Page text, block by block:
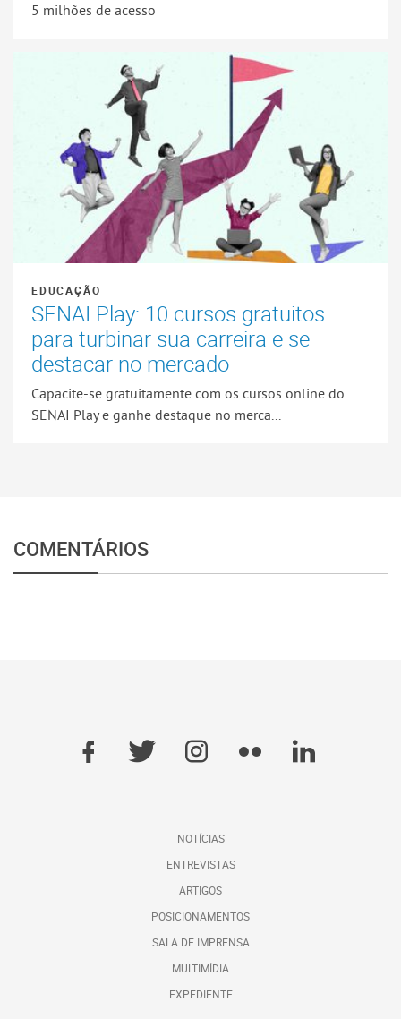
5 milhões de acesso
EDUCAÇÃO
SENAI Play: 10 cursos gratuitos
para turbinar sua carreira e se
destacar no mercado
Capacite-se gratuitamente com os cursos online do
SENAI Play e ganhe destaque no merca...
COMENTÁRIOS
NOTÍCIAS
ENTREVISTAS
ARTIGOS
POSICIONAMENTOS
SALA DE IMPRENSA
MULTIMÍDIA
EXPEDIENTE